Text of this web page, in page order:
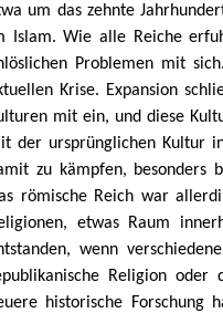
um das zehnte
Islam. Wie alle Reiche
Problemen mit
Krise. Expansion
mit ein, und diese
der ursprünglichen Kultur
zu kämpfen, besonders
römische Reich war
etwas Raum
wenn
Religion oder
historische Forschung